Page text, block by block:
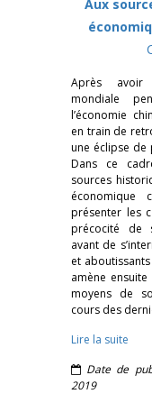
Aux
Après
mondiale
l’économie
en train de
une éclipse de
Dans ce
sources
économique
présenter les
précocité de
avant de
et
amène ensuite
moyens de
cours des
Lire la suite
Date de
2019